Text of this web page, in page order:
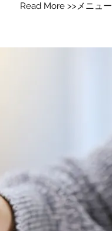
Read More >>メニュー